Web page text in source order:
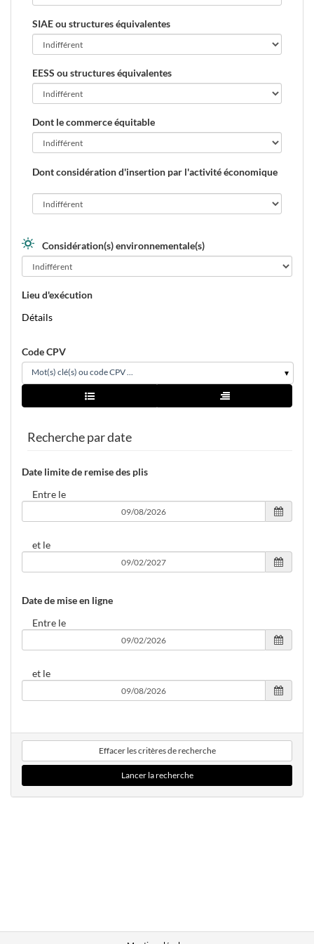
SIAE ou structures équivalentes
EESS ou structures équivalentes
Dont le commerce équitable
Dont considération d'insertion par l'activité économique
Considération(s) environnementale(s)
Lieu d'exécution
Détails
Code CPV
Mot(s) clé(s) ou code CPV ...
Vue simple
Vue arborescence
Recherche par date
Date limite de remise des plis
Entre le
et le
Date de mise en ligne
Entre le
et le